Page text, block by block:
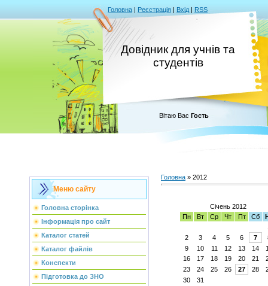
Головна | Реєстрація | Вхід | RSS
Довідник для учнів та
студентів
Вітаю Вас Гость
Меню сайту
Головна сторінка
Інформація про сайт
Каталог статей
Каталог файлів
Конспекти
Підготовка до ЗНО
Головна » 2012
Січень 2012
Пн
Вт Ср Чт Пт Сб
2
3 4 5 6 7
9
10 11 12 13 14
16
17 18 19 20 21
23
24 25 26 27 28
30
31